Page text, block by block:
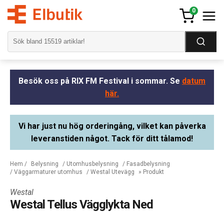
0
Besök oss på RIX FM Festival i sommar. Se datum
här.
Vi har just nu hög orderingång, vilket kan påverka
leveranstiden något. Tack för ditt tålamod!
Hem / Belysning / Utomhusbelysning / Fasadbelysning
/ Väggarmaturer utomhus / Westal Utevägg » Produkt
Westal
Westal Tellus Vägglykta Ned